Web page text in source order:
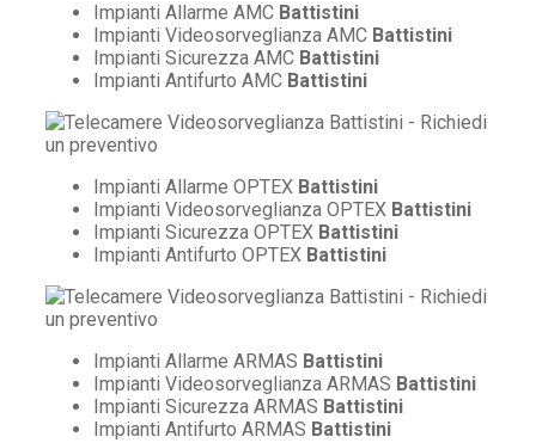
Impianti Allarme AMC Battistini
Impianti Videosorveglianza AMC Battistini
Impianti Sicurezza AMC Battistini
Impianti Antifurto AMC Battistini
Impianti Allarme OPTEX Battistini
Impianti Videosorveglianza OPTEX Battistini
Impianti Sicurezza OPTEX Battistini
Impianti Antifurto OPTEX Battistini
Impianti Allarme ARMAS Battistini
Impianti Videosorveglianza ARMAS Battistini
Impianti Sicurezza ARMAS Battistini
Impianti Antifurto ARMAS Battistini